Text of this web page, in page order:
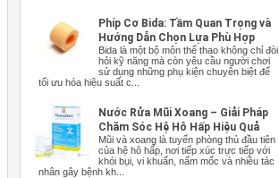
Phíp Cơ Bida: Tầm Quan Trọng và
Hướng Dẫn Chọn Lựa Phù Hợp
Bida là một bộ môn thể thao không chỉ đòi
hỏi kỹ năng mà còn yêu cầu người chơi
sử dụng những phụ kiện chuyên biệt để
tối ưu hóa hiệu suất c...
Nước Rửa Mũi Xoang – Giải Pháp
Chăm Sóc Hệ Hô Hấp Hiệu Quả
Mũi và xoang là tuyến phòng thủ đầu tiên
của hệ hô hấp, nơi tiếp xúc trực tiếp với
khói bụi, vi khuẩn, nấm mốc và nhiều tác
nhân gây bệnh kh...